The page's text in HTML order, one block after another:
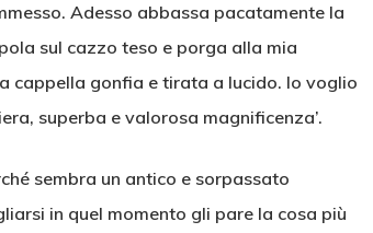
Adesso abbassa pacatamente la
sul cazzo teso e porga alla mia
cappella gonfia e tirata a lucido. Io voglio
superba e valorosa magnificenza’.
sembra un antico e sorpassato
in quel momento gli pare la cosa più